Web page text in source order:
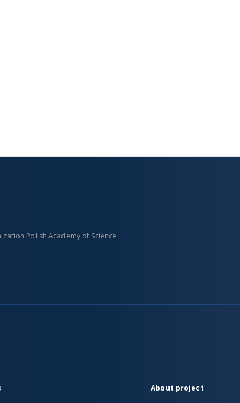
Polish Academy of Science
About project